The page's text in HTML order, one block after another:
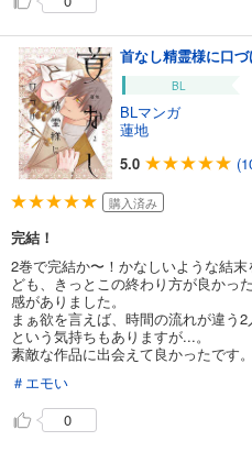
首なし精霊様に口
BL
BLマンガ
蓮地
5.0
購入済み
完結！
2巻で完結か〜！かなしいような結
ども、きっとこの終わり方が良かっ
感がありました。
まぁ欲を言えば、時間の流れが違う
という気持ちもありますが...。
素敵な作品に出会えて良かったです。
＃エモい
0